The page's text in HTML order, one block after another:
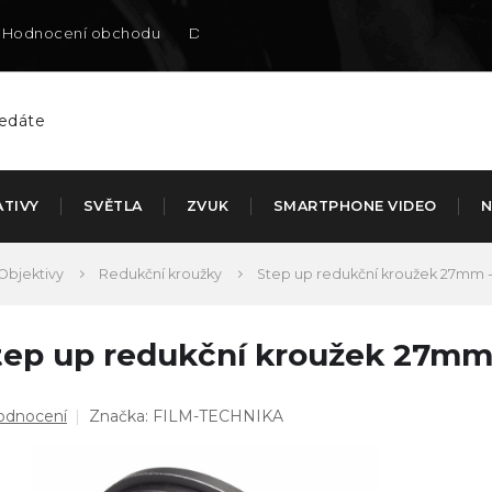
Hodnocení obchodu Doručení na SK
SVĚTLA ZVUK SMARTPHONE VIDEO
Redukční kroužky Step up redukční kroužek 27mm
up redukční kroužek
Značka: FILM-TECHNIKA